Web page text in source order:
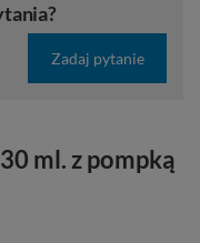
Zadaj pytanie
ml. z pompką